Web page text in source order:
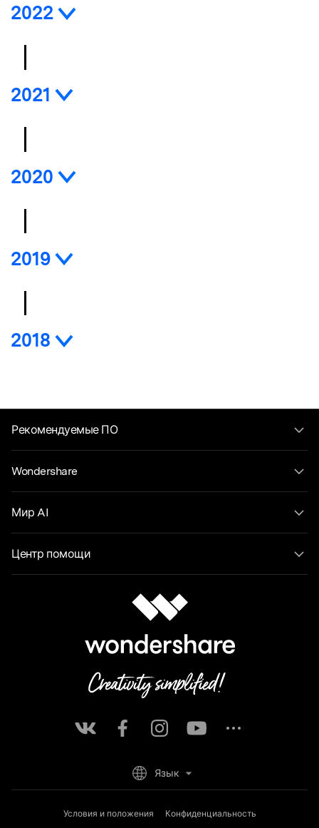
2022
2021
2020
2019
2018
Рекомендуемые ПО
Wondershare
Мир AI
Центр помощи
Условия и положения
Конфиденциальность
Язык